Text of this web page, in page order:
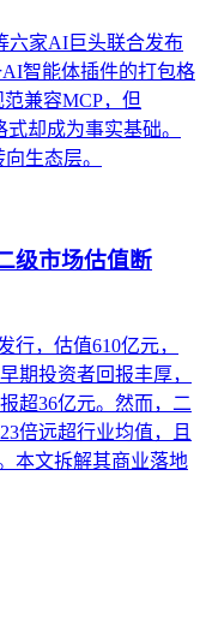
六家AI巨头联合发布
AI智能体插件的打包格
兼容MCP，但
式却成为事实基础。
生态层。
级市场估值断
行，估值610亿元，
期投资者回报丰厚，
超36亿元。然而，二
倍远超行业均值，且
本文拆解其商业落地